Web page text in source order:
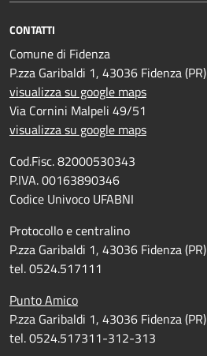
CONTATTI
Comune di Fidenza
P.zza Garibaldi 1, 43036 Fidenza (PR)
visualizza su google maps
Via Cornini Malpeli 49/51
visualizza su google maps
Cod.Fisc. 82000530343
P.IVA. 00163890346
Codice Univoco UFABNI
Protocollo e centralino
P.zza Garibaldi 1, 43036 Fidenza (PR)
tel. 0524.517111
Punto Amico
P.zza Garibaldi 1, 43036 Fidenza (PR)
tel. 0524.517311-312-313